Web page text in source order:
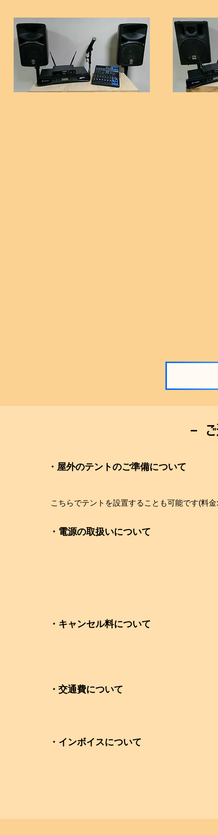
ー
・屋外のテントのご準備について
こちらでテントを設置することも可能です(料
・電源の取扱いについて
・キャンセル料について
・交通費について
・インボイスについて